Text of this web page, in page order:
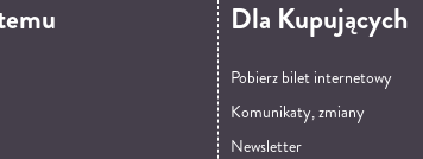
Dla Kupujących
Pobierz bilet internetowy
Komunikaty, zmiany
Newsletter